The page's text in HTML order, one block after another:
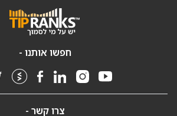
חפשו אותנו -
צרו קשר -